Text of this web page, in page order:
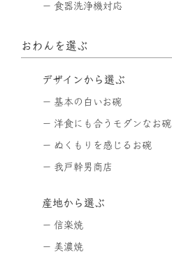
食器洗浄機対応
おわんを選ぶ
デザインから選ぶ
基本の白いお碗
洋食にも合うモダンなお碗
ぬくもりを感じるお碗
我戸幹男商店
産地から選ぶ
信楽焼
美濃焼